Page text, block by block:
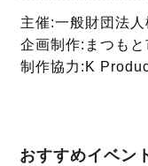
主催:一般財団法
企画制作:まつも
制作協力:K
おすすめイベン